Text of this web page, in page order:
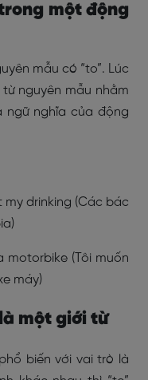
một động
mẫu có “to”. Lúc
nguyên mẫu nhằm
nghĩa của động
drinking (Các bác
(Tôi muốn
máy)
một giới từ
biến với vai trò là